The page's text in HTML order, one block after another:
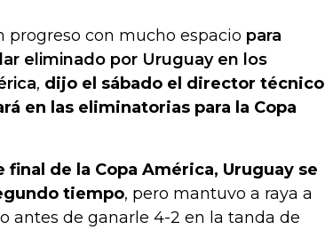
progreso con mucho espacio para
eliminado por Uruguay en los
, dijo el sábado el director técnico
en las eliminatorias para la Copa
de la Copa América, Uruguay se
tiempo, pero mantuvo a raya a
antes de ganarle 4-2 en la tanda de